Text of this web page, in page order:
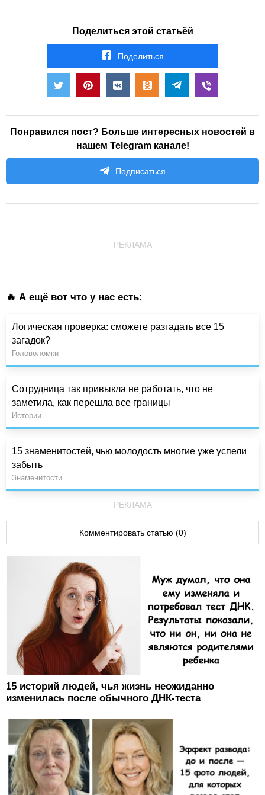
Поделиться этой статьёй
Поделиться
Понравился пост? Больше интересных новостей в
нашем Telegram канале!
Подписаться
РЕКЛАМА
🔥 А ещё вот что у нас есть:
Логическая проверка: сможете разгадать все 15
загадок?
Головоломки
Сотрудница так привыкла не работать, что не
заметила, как перешла все границы
Истории
15 знаменитостей, чью молодость многие уже успели
забыть
Знаменитости
РЕКЛАМА
Комментировать статью (0)
15 историй людей, чья жизнь неожиданно
изменилась после обычного ДНК-теста